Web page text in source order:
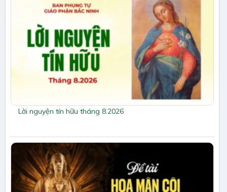
Lời nguyện tín hữu tháng 8.2026